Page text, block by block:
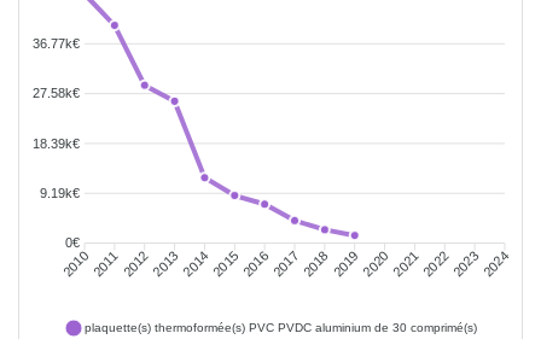
36.77k€
27.58k€
18.39k€
9.19k€
0€
20102011201220132014201520162017 2018 201920202021202220232024
plaquette(s) thermoformée(s) PVC PVDC aluminium de 30 comprimé(s)